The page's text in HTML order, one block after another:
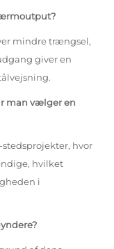
mindre trængsel,
giver en
man vælger en
hvor
hvilket
i